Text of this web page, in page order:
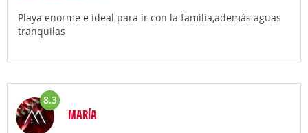
Playa enorme e ideal para ir con la familia,además aguas
tranquilas
8.3
MARÍA